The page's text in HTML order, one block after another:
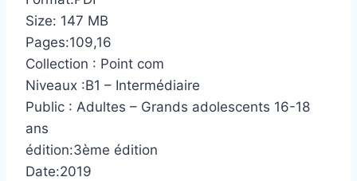
Size: 147 MB
Pages:109,16
Collection : Point com
Niveaux :B1 – Intermédiaire
Public : Adultes – Grands adolescents 16-18
ans
édition:3ème édition
Date:2019